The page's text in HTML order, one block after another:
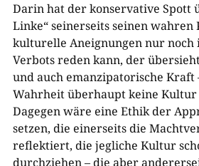
Darin hat der konservative Spott
Linke“ seinerseits seinen
kulturelle Aneignungen nur noch
Verbots reden kann, der
und auch emanzipatorische Kraft
Wahrheit überhaupt keine Kultur
Dagegen wäre eine Ethik der
setzen, die einerseits die
reflektiert, die jegliche Kultur
durchziehen – die aber